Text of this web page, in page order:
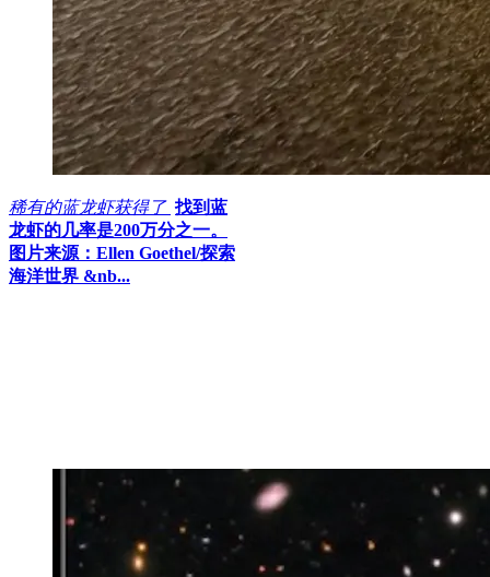
稀有的蓝龙虾获得了 找到蓝
龙虾的几率是200万分之一。
图片来源：Ellen Goethel/探索
海洋世界 &nb...